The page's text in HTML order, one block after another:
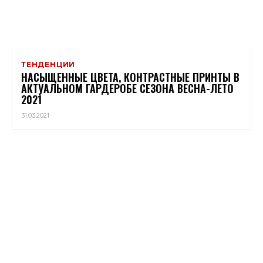
ТЕНДЕНЦИИ
НАСЫЩЕННЫЕ ЦВЕТА, КОНТРАСТНЫЕ ПРИНТЫ В
АКТУАЛЬНОМ ГАРДЕРОБЕ СЕЗОНА ВЕСНА-ЛЕТО
2021
31.03.2021